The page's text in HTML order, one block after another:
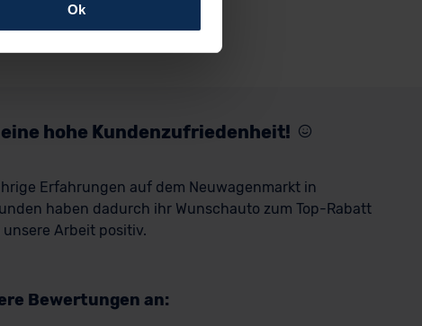
zu den bestehenden
Ok
hohe Kundenzufriedenheit!
Erfahrungen auf dem Neuwagenmarkt in
haben dadurch ihr Wunschauto zum Top-Rabatt
Arbeit positiv.
Bewertungen an: